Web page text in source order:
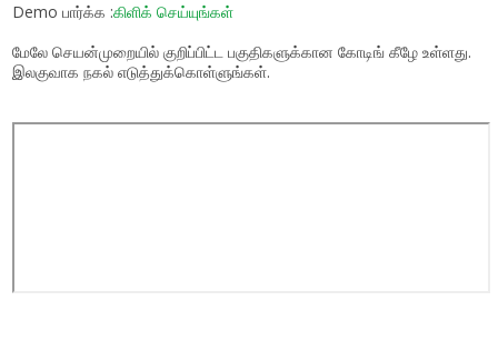
Demo பார்க்க :கிளிக் செய்யுங்கள்
மேலே செயன்முறையில் குறிப்பிட்ட பகுதிகளுக்கான கோடிங் கீழே உள்ளது.
இலகுவாக நகல் எடுத்துக்கொள்ளுங்கள்.